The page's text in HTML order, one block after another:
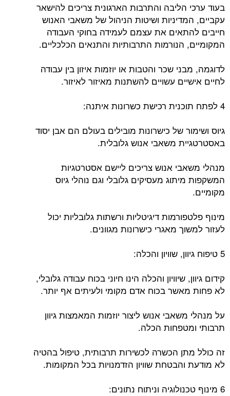
בעוד ערכי הליבה והתרבות הארגונית צריכים להישאר
עקביים, המדיניות ושיטות הניהול של משאבי האנוש
חייבים להתאים את עצמם לעמידה בחוקי העבודה
המקומיים, הנורמות התרבותיות והתנאים הכלכליים.
לדוגמה, מבני שכר והטבות או יוזמות איזון בין עבודה
לחיים אישיים עשויים להשתנות מאיזור לאיזור.
4 לפתח תוכנית רכישת כשרונות איתנה:
גיוס ושימור של כישרונות מובילים בעולם הם אבן יסוד
באסטרטגיית משאבי אנוש גלובלית.
מנהלי משאבי אנוש צריכים ליישם אסטרטגיות
המשקפות מיתוג מעסיקים גלובלי וגם נוהלי גיוס
מקומיים.
מינוף פלטפורמות דיגיטליות ורשתות גלובליות יכול
לעזור למשוך מאגרי כישרונות מגוונים.
5 טיפוח גיוון, שוויון והכלה:
קידום גיוון, שיוויון והכלה הינו חיוני בכוח עבודה גלובלי,
לא פחות מאשר בכוח אדם מקומי ולעיתים אף יותר.
על מנהלי משאבי אנוש ליצור יוזמות המאמצות גיוון
תרבותי ומטפחות הכלה.
זה כולל מתן הכשרה לכשירות תרבותית, טיפול בהטיה
לא מודעת והבטחת שוויון הזדמנויות בכל המקומות.
6 מינוף טכנולוגיה וניתוח נתונים: